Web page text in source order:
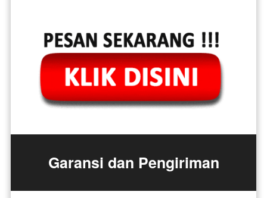
Garansi dan Pengiriman